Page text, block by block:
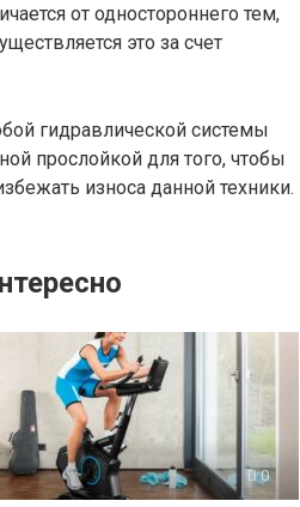
от одностороннего тем,
это за счет
гидравлической системы
прослойкой для того, чтобы
износа данной техники.
0